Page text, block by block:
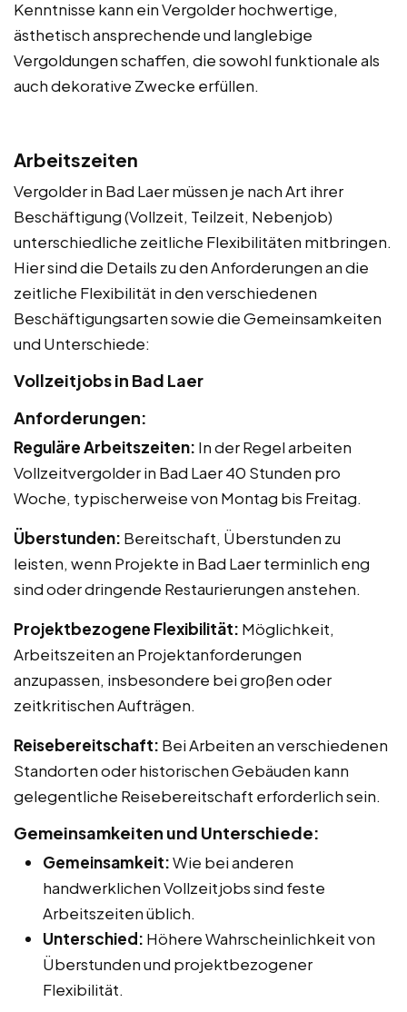
Kenntnisse kann ein Vergolder hochwertige,
ästhetisch ansprechende und langlebige
Vergoldungen schaffen, die sowohl funktionale als
auch dekorative Zwecke erfüllen.
Arbeitszeiten
Vergolder in Bad Laer müssen je nach Art ihrer
Beschäftigung (Vollzeit, Teilzeit, Nebenjob)
unterschiedliche zeitliche Flexibilitäten mitbringen.
Hier sind die Details zu den Anforderungen an die
zeitliche Flexibilität in den verschiedenen
Beschäftigungsarten sowie die Gemeinsamkeiten
und Unterschiede:
Vollzeitjobs in Bad Laer
Anforderungen:
Reguläre Arbeitszeiten: In der Regel arbeiten
Vollzeitvergolder in Bad Laer 40 Stunden pro
Woche, typischerweise von Montag bis Freitag.
Überstunden: Bereitschaft, Überstunden zu
leisten, wenn Projekte in Bad Laer terminlich eng
sind oder dringende Restaurierungen anstehen.
Projektbezogene Flexibilität: Möglichkeit,
Arbeitszeiten an Projektanforderungen
anzupassen, insbesondere bei großen oder
zeitkritischen Aufträgen.
Reisebereitschaft: Bei Arbeiten an verschiedenen
Standorten oder historischen Gebäuden kann
gelegentliche Reisebereitschaft erforderlich sein.
Gemeinsamkeiten und Unterschiede:
Gemeinsamkeit:Wie bei anderen
handwerklichen Vollzeitjobs sind feste
Arbeitszeiten üblich.
Unterschied: Höhere Wahrscheinlichkeit von
Überstunden und projektbezogener
Flexibilität.